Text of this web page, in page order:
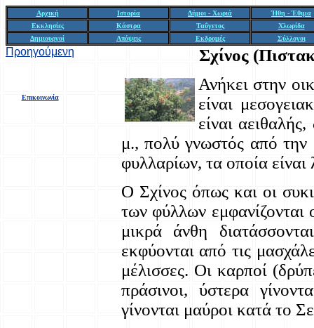
Αρχική Ιστορία Δήμοι - Χωριά
Ήθη - Έθιμα
Εκκλησίες
Κάστρα Ταΰγετος
Χλωρίδα
Δημιουργοί
Απόψεις Εκδρομές Σύλλογοι
Προηγούμενη
Επικοινωνία
Σχίνος
Ανήκει στην
είναι
είναι
μ., πολύ γνωστός από την
φυλλαρίων, τα οποία
Ο Σχίνος όπως και οι
των φύλλων εμφανίζονται
μικρά άνθη
εκφύονται από τις
μέλισσες. Οι καρποί
πράσινοι, ύστερα
γίνονται μαύροι κατά το